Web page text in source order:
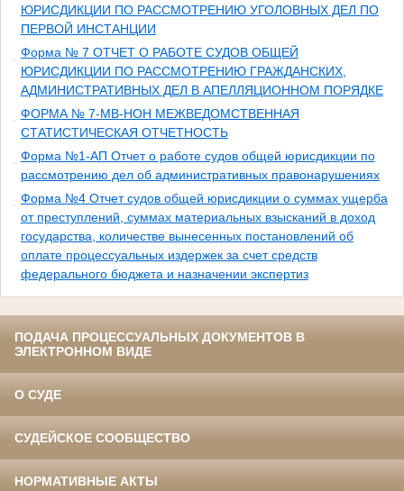
ЮРИСДИКЦИИ ПО РАССМОТРЕНИЮ УГОЛОВНЫХ ДЕЛ ПО
ПЕРВОЙ ИНСТАНЦИИ
Форма № 7 ОТЧЕТ О РАБОТЕ СУДОВ ОБЩЕЙ
ЮРИСДИКЦИИ ПО РАССМОТРЕНИЮ ГРАЖДАНСКИХ,
АДМИНИСТРАТИВНЫХ ДЕЛ В АПЕЛЛЯЦИОННОМ ПОРЯДКЕ
ФОРМА № 7-МВ-НОН МЕЖВЕДОМСТВЕННАЯ
СТАТИСТИЧЕСКАЯ ОТЧЕТНОСТЬ
Форма №1-АП Отчет о работе судов общей юрисдикции по
рассмотрению дел об административных правонарушениях
Форма №4 Отчет судов общей юрисдикции о суммах ущерба
от преступлений, суммах материальных взысканий в доход
государства, количестве вынесенных постановлений об
оплате процессуальных издержек за счет средств
федерального бюджета и назначении экспертиз
ПОДАЧА ПРОЦЕССУАЛЬНЫХ ДОКУМЕНТОВ В
ЭЛЕКТРОННОМ ВИДЕ
О СУДЕ
СУДЕЙСКОЕ СООБЩЕСТВО
НОРМАТИВНЫЕ АКТЫ